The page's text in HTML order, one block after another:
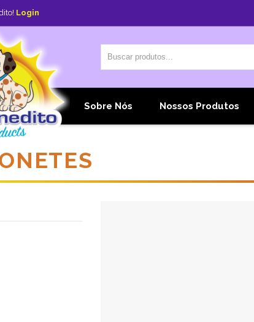
Login
Home Sobre Nós Nossos Produtos